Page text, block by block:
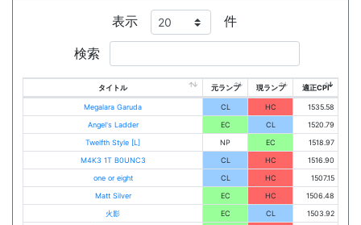
表示 件
検索
タイトル 元ランプ 現ランプ 適正CPI
Megalara Garuda CL HC
1535.58
Angel's Ladder
EC CL
1520.79
Twelfth Style [L]
NP EC
1518.97
M4K3 1T B0UNC3
CL HC
1516.90
one or eight
CL HC
1507.15
Matt Silver
EC HC
1506.48
火影
EC CL
1503.92